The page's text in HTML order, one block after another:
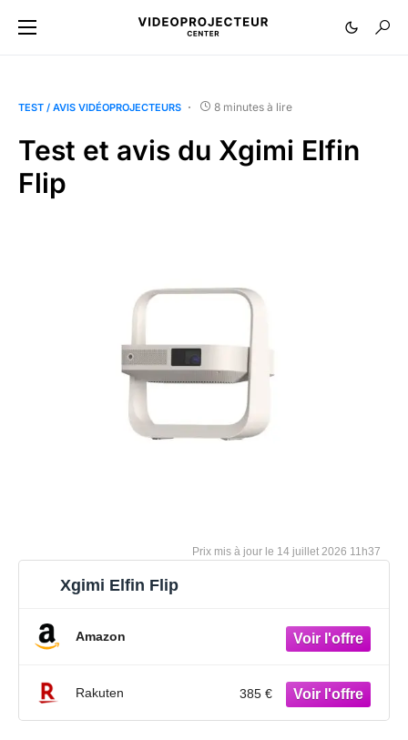
TEST / AVIS VIDÉOPROJECTEURS 8 minutes à lire
Test et avis du Xgimi Elfin
Flip
14 juillet 2026 11h37
Xgimi Elfin Flip
Amazon
Rakuten 385 €